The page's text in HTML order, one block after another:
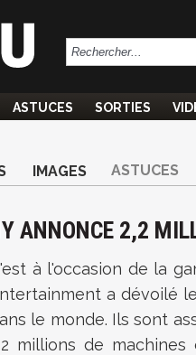
ASTUCES SORTIES
IMAGES ASTUCES
ANNONCE 2,2
à l'occasion de la
a dévoilé
le monde. Ils sont
millions de